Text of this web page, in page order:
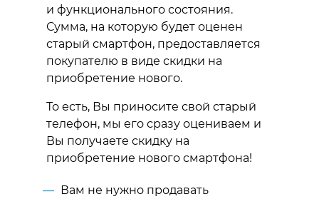
и функционального состояния.
Сумма, на которую будет оценен
старый смартфон, предоставляется
покупателю в виде скидки на
приобретение нового.
То есть, Вы приносите свой старый
телефон, мы его сразу оцениваем и
Вы получаете скидку на
приобретение нового смартфона!
Вам не нужно продавать